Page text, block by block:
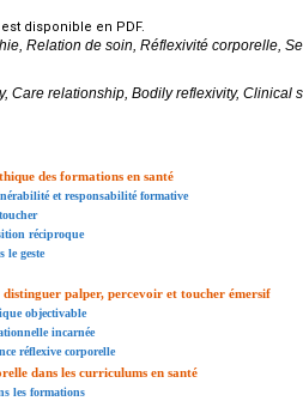
disponible en PDF.
Relation de soin, Réflexivité corporelle,
Care relationship, Bodily reflexivity, Clinical
des formations en santé
et responsabilité formative
réciproque
le geste
palper, percevoir et toucher émersif
objectivable
incarnée
réflexive corporelle
dans les curriculums en santé
les formations